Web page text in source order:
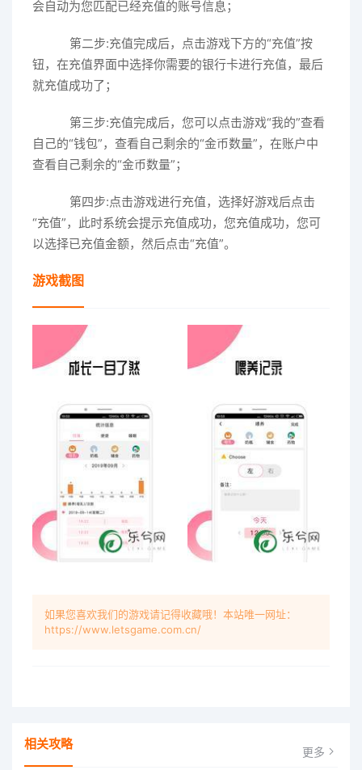
会自动为您匹配已经充值的账号信息；
第二步:充值完成后，点击游戏下方的“充值”按
钮，在充值界面中选择你需要的银行卡进行充值，最后
就充值成功了；
第三步:充值完成后，您可以点击游戏“我的”查看
自己的“钱包”，查看自己剩余的“金币数量”，在账户中
查看自己剩余的“金币数量”；
第四步:点击游戏进行充值，选择好游戏后点击
“充值”，此时系统会提示充值成功，您充值成功，您可
以选择已充值金额，然后点击“充值”。
游戏截图
如果您喜欢我们的游戏请记得收藏哦！本站唯一网址：
https://www.letsgame.com.cn/
相关攻略 更多